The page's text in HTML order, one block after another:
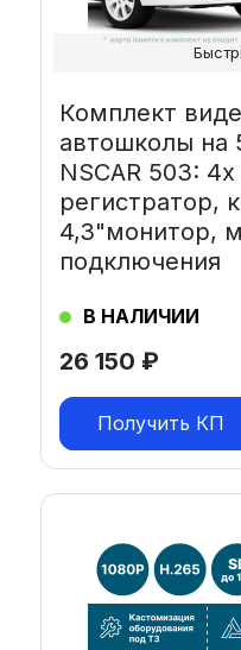
26 150 ₽
Комплект
автошколы на
NSCAR 503:
регистратор,
4,3"монитор,
подключения
В НАЛИЧИИ
Получить КП